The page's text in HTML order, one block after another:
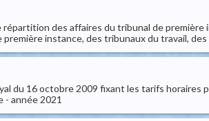
des affaires du tribunal de
instance, des tribunaux du travail,
du 16 octobre 2009 fixant les tarifs horaires
année 2021